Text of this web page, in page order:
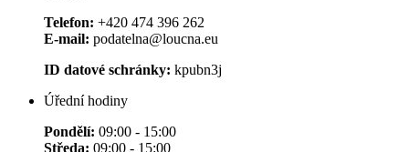
Telefon: +420 474 396 262
E-mail: podatelna@loucna.eu
ID datové schránky: kpubn3j
Úřední hodiny
Pondělí: 09:00 - 15:00
Středa: 09:00 - 15:00